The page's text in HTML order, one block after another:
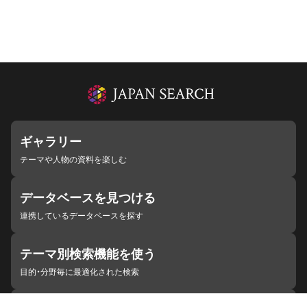
ギャラリー
テーマや人物の資料を楽しむ
データベースを見つける
連携しているデータベースを探す
テーマ別検索機能を使う
目的・分野毎に最適化された検索